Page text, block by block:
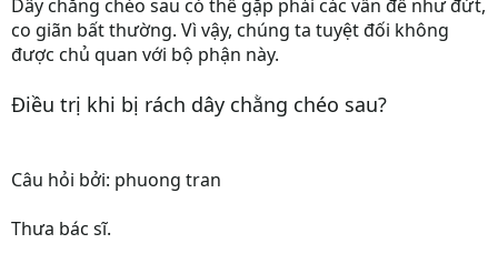
Dây chằng chéo sau có thể gặp phải các vấn đề như đứt,
co giãn bất thường. Vì vậy, chúng ta tuyệt đối không
được chủ quan với bộ phận này.
Điều trị khi bị rách dây chằng chéo sau?
Câu hỏi bởi: phuong tran
Thưa bác sĩ.